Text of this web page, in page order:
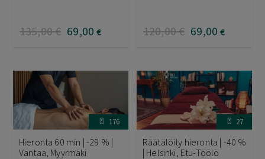
135,00€ 69,00 € 120,00€ 69,00 €
176
Hieronta 60 min | -29 % |
Vantaa, Myyrmäki
27
Räätälöity hieronta | -40 %
| Helsinki, Etu-Töölö